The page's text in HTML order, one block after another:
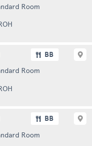
Room
BB
Room
BB
Room